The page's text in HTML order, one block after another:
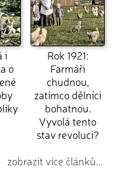
i
o
Rok 1921:
Farmáři
chudnou,
zatímco dělníci
bohatnou.
Vyvolá tento
stav revoluci?
zobrazit více článků...